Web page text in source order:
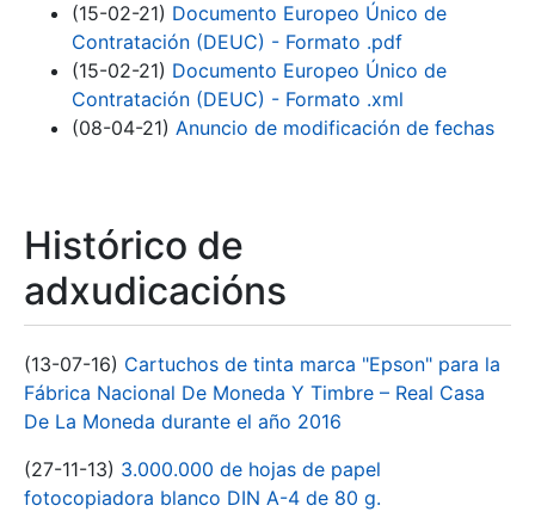
(15-02-21) Documento Europeo Único de
Contratación (DEUC) - Formato .pdf
(15-02-21) Documento Europeo Único de
Contratación (DEUC) - Formato .xml
(08-04-21) Anuncio de modificación de fechas
Histórico de
adxudicacións
(13-07-16) Cartuchos de tinta marca "Epson" para la
Fábrica Nacional De Moneda Y Timbre – Real Casa
De La Moneda durante el año 2016
(27-11-13) 3.000.000 de hojas de papel
fotocopiadora blanco DIN A-4 de 80 g.